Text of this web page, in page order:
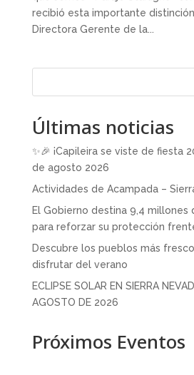
recibió esta importante
Directora Gerente de la...
Últimas noticias
✨🎉 ¡Capileira se viste de fiesta
de agosto 2026
Actividades de Acampada –
El Gobierno destina 9,4 millones
para reforzar su protección
Descubre los pueblos más
disfrutar del verano
ECLIPSE SOLAR EN SIERRA
AGOSTO DE 2026
Próximos Eventos